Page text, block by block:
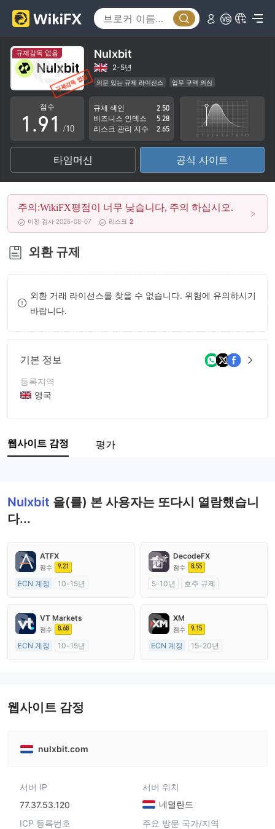
규제감독 없음 Nulxbit
2-5년
의문 있는 규제 라이선스
업무 구역 의심
잠재적 위험성이 높음
점수
0
1
2
3
4
5
6
7
8
9
.
5
6
7
8
9
0
1
2
3
4
5
6
7
8
9
/10
규제 색인
2.50
비즈니스 인덱스
5.28
리스크 관리 지수
2.65
타임머신 공식 사이트
주의:WikiFX평점이 너무 낮습니다, 주의 하십시오.
이전 검사 2026-08-07 리스크 2
외환 규제
외환 거래 라이선스를 찾을 수 없습니다. 위험에 유의하시기
바랍니다.
기본 정보
등록지역
영국
회사 전체 이름
웹사이트 감정 평가
Nulxbit 을(를) 본 사용자는 또다시 열람했습니
다...
ATFX
점수 9.21
ECN 계정
10-15년
외환 거래 라이선스 (MM)
마스터 레이블 MT4
DecodeFX
점수 8.55
5-10년
호주 규제
마스터 레이블 MT4
VT Markets
점수 8.68
ECN 계정
10-15년
XM
점수 9.15
ECN 계정
15-20년
웹사이트 감정
nulxbit.com
서버 IP
77.37.53.120
서버 위치
네덜란드
ICP 등록번호
주요 방문 국가/지역